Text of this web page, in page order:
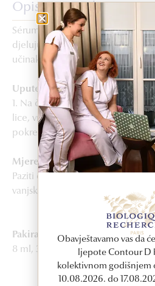
Opis proizvoda
Sérum VG Tensil intenzivno
djelujući protiv opuštanja tkiva.
učinak liftinga, koža postaje
Upute za upotrebu
1. Na čistu kožu nanijeti 1 ml (20
lice, vrat i dekolte, laganim
pokretima dok se potpuno ne
Mjere opreza
Paziti da proizvod ne dođe u
vanjsku upotrebu.
Pakiranje
8 ml, 30 ml
Obavještavamo vas da
ljepote Contour D
kolektivnom godišnjem
10.08.2026. do